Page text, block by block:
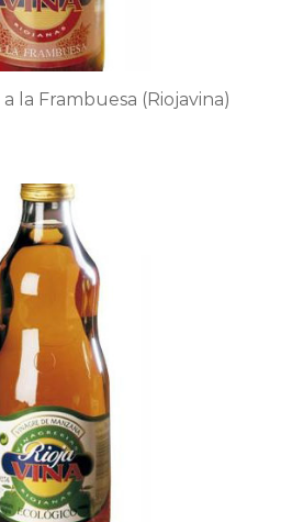
de
producto
la Frambuesa (Riojavina)
tiene
múltiples
variantes.
Las
opciones
pueden
elegir
en
la
página
de
producto